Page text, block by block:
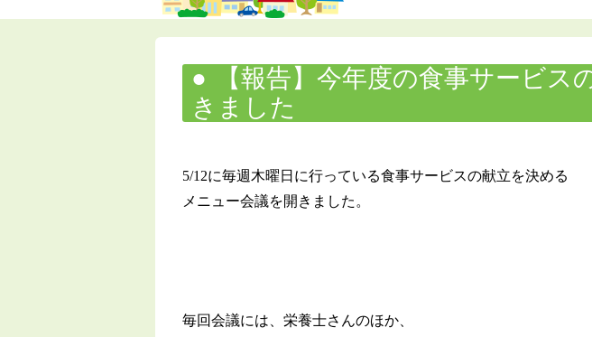
【報告】今年度の食事サービス
きました
5/12に毎週木曜日に行っている食事サービスの献立を決める
メニュー会議を開きました。
毎回会議には、栄養士さんのほか、